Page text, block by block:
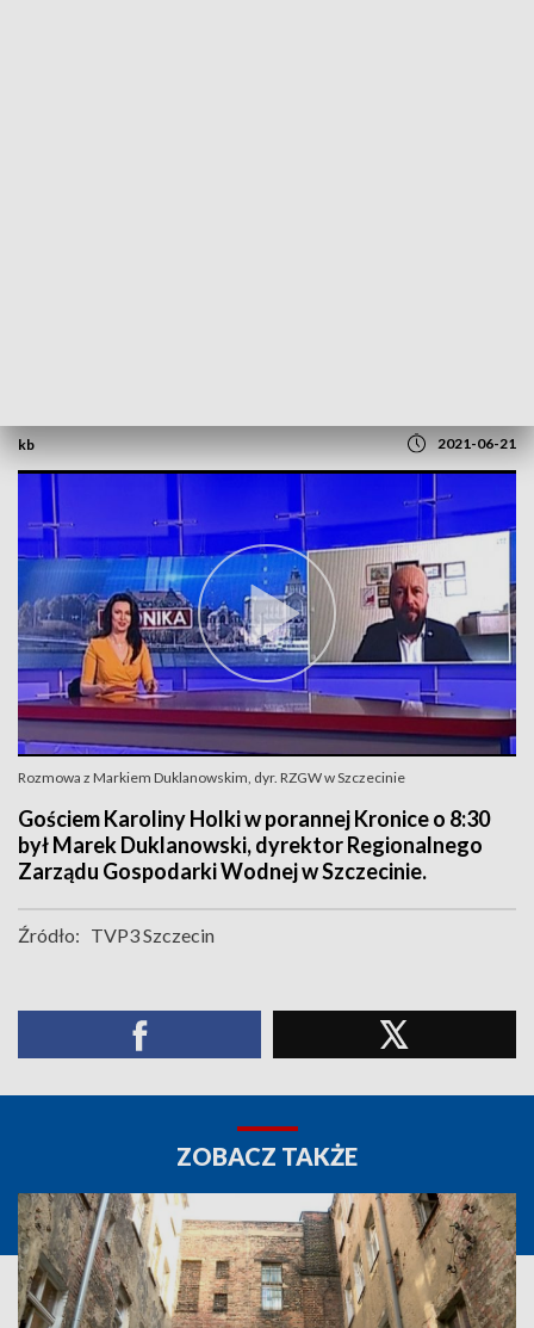
kb 2021-06-21
Rozmowa z Markiem Duklanowskim, dyr. RZGW w Szczecinie
Gościem Karoliny Holki w porannej Kronice o 8:30
był Marek Duklanowski, dyrektor Regionalnego
Zarządu Gospodarki Wodnej w Szczecinie.
Źródło: TVP3 Szczecin
ZOBACZ TAKŻE